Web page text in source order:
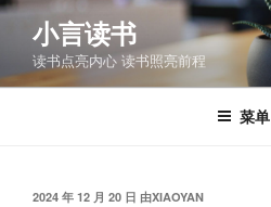
跳
容
小言读书
读书点亮内心 读书照亮前程
菜单
发
2024 年 12 月 20 日 由XIAOYAN